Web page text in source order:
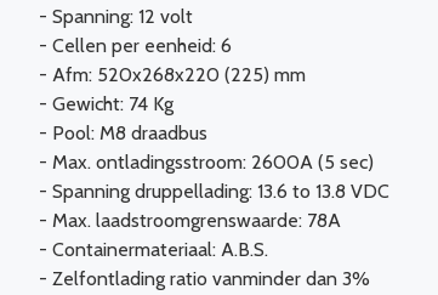
- Spanning: 12 volt
- Cellen per eenheid: 6
- Afm: 520x268x220 (225) mm
- Gewicht: 74 Kg
- Pool: M8 draadbus
- Max. ontladingsstroom: 2600A (5 sec)
- Spanning druppellading: 13.6 to 13.8 VDC
- Max. laadstroomgrenswaarde: 78A
- Containermateriaal: A.B.S.
- Zelfontlading ratio vanminder dan 3%